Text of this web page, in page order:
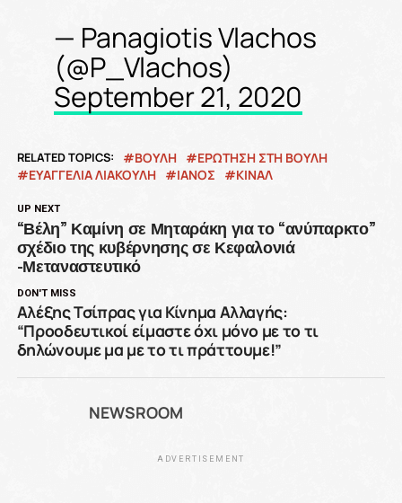
— Panagiotis Vlachos
(@P_Vlachos)
September 21, 2020
RELATED TOPICS: ΒΟΥΛΗ
ΕΡΩΤΗΣΗ ΣΤΗ ΒΟΥΛΗ
ΕΥΑΓΓΕΛΙΑ ΛΙΑΚΟΥΛΗ
ΙΑΝΌΣ ΚΙΝΑΛ
UP NEXT
“Βέλη” Καμίνη σε Μηταράκη για το “ανύπαρκτο”
σχέδιο της κυβέρνησης σε Κεφαλονιά
-Μεταναστευτικό
DON'T MISS
Αλέξης Τσίπρας για Κίνημα Αλλαγής:
“Προοδευτικοί είμαστε όχι μόνο με το τι
δηλώνουμε μα με το τι πράττουμε!”
NEWSROOM
ADVERTISEMENT